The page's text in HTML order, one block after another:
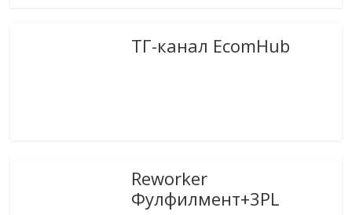
ТГ-канал EcomHub
Reworker
Фулфилмент+3PL